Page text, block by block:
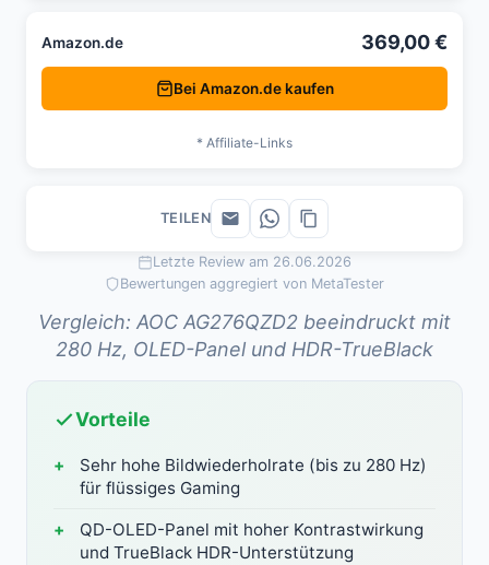
Letzte Review am 26.06.2026
Bewertungen aggregiert von MetaTester
Vergleich: AOC AG276QZD2 beeindruckt mit
280 Hz, OLED-Panel und HDR-TrueBlack
Vorteile
Sehr hohe Bildwiederholrate (bis zu 280 Hz)
für flüssiges Gaming
QD-OLED-Panel mit hoher Kontrastwirkung
und TrueBlack HDR-Unterstützung
Amazon.de 369,00 €
Bei Amazon.de kaufen
* Affiliate-Links
TEILEN